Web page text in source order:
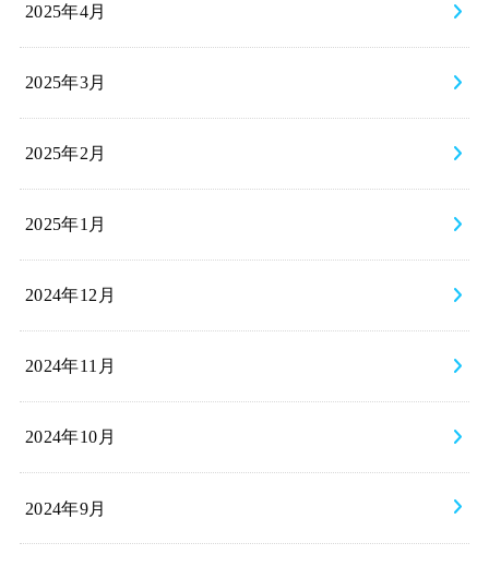
2025年4月
2025年3月
2025年2月
2025年1月
2024年12月
2024年11月
2024年10月
2024年9月